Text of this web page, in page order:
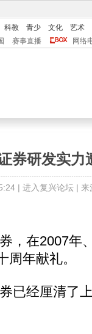
科教 青少 文化
艺术
赛事直播 网络
券研发实力
| 进入复兴论坛| 来
在2007年
年献礼。
经厘清了